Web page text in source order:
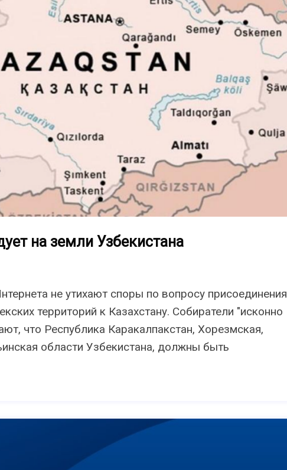
на земли Узбекистана
не утихают споры по вопросу присоединения
территорий к Казахстану. Собиратели "исконно
что Республика Каракалпакстан, Хорезмская,
области Узбекистана, должны быть